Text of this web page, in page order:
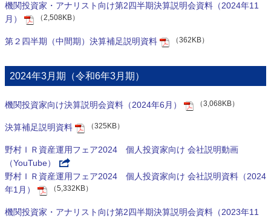
機関投資家・アナリスト向け第2四半期決算説明会資料（2024年11
月）
（2,508KB）
第２四半期（中間期）決算補足説明資料 （362KB）
2024年3月期（令和6年3月期）
機関投資家向け決算説明会資料（2024年6月） （3,068KB）
決算補足説明資料 （325KB）
野村ＩＲ資産運用フェア2024 個人投資家向け 会社説明動画
（YouTube）
野村ＩＲ資産運用フェア2024 個人投資家向け 会社説明資料（2024
年1月）
（5,332KB）
機関投資家・アナリスト向け第2四半期決算説明会資料（2023年11